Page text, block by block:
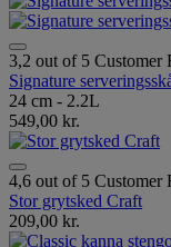
3,2 out of 5 Customer
Signature
24 cm - 2.2L
549,00 kr.
4,6 out of 5 Customer
Stor grytsked Craft
209,00 kr.